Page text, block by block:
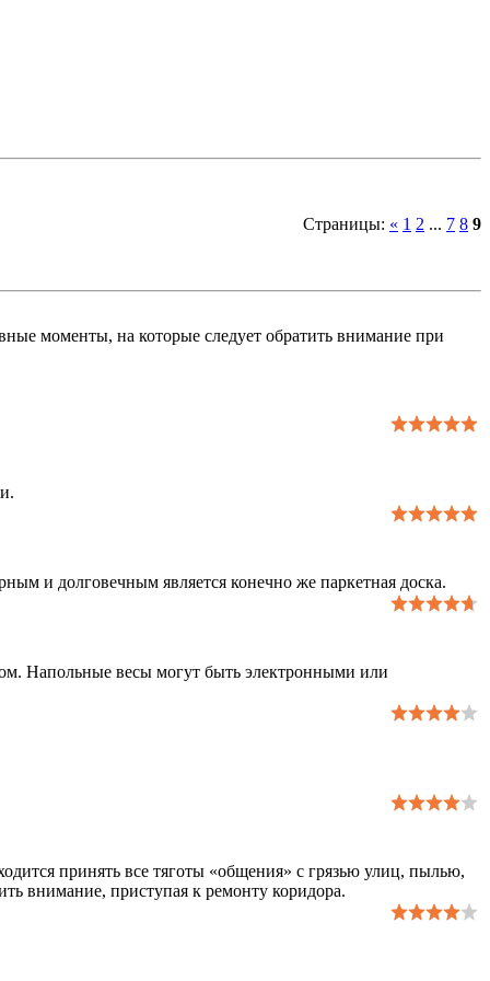
Страницы: « 1 2 ... 7 8 9
моменты, на которые следует обратить внимание при
и долговечным является конечно же паркетная доска.
Напольные весы могут быть электронными или
принять все тяготы «общения» с грязью улиц, пылью,
внимание, приступая к ремонту коридора.